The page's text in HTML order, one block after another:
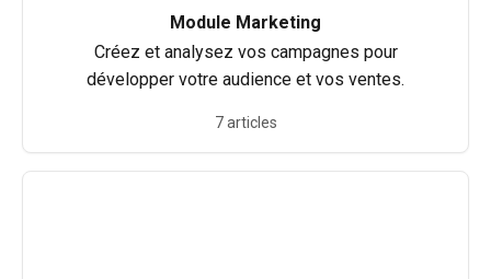
Module Marketing
Créez et analysez vos campagnes pour
développer votre audience et vos ventes.
7 articles